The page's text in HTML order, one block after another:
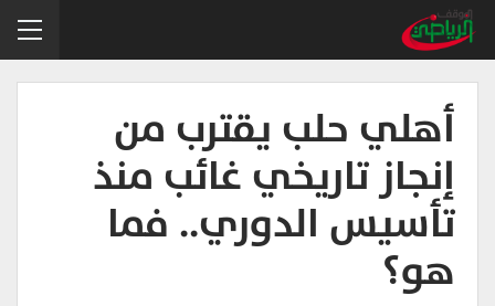
أهلي حلب يقترب من
إنجاز تاريخي غائب منذ
تأسيس الدوري.. فما
هو؟